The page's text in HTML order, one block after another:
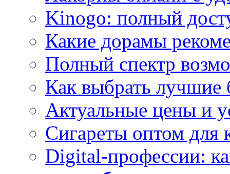
Kinogo: полный
Какие дорамы
Полный спектр
Как выбрать
Актуальные цены и
Сигареты оптом для
Digital-профессии: